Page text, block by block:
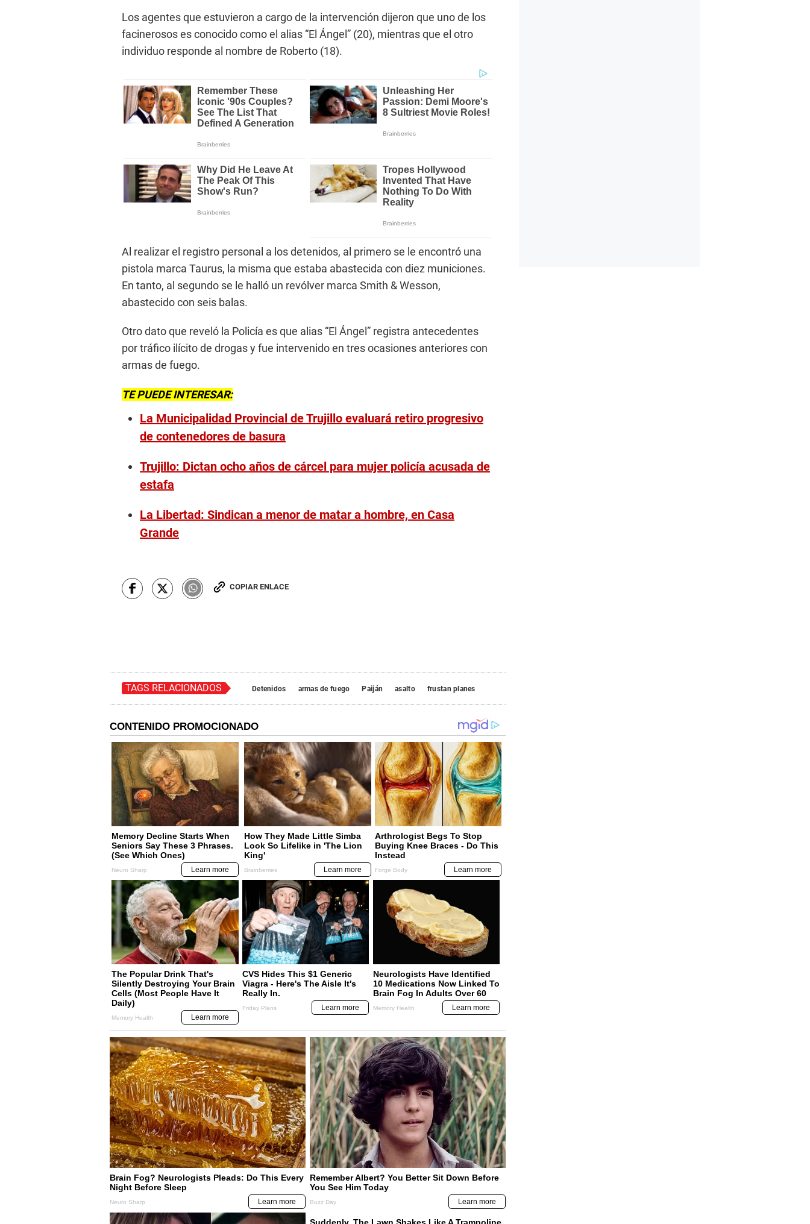
Los agentes que estuvieron a cargo de la intervención dijeron que uno de los
facinerosos es conocido como el alias “El Ángel” (20), mientras que el otro
individuo responde al nombre de Roberto (18).
Al realizar el registro personal a los detenidos, al primero se le encontró una
pistola marca Taurus, la misma que estaba abastecida con diez municiones.
En tanto, al segundo se le halló un revólver marca Smith & Wesson,
abastecido con seis balas.
Otro dato que reveló la Policía es que alias “El Ángel” registra antecedentes
por tráfico ilícito de drogas y fue intervenido en tres ocasiones anteriores con
armas de fuego.
TE PUEDE INTERESAR:
La Municipalidad Provincial de Trujillo evaluará retiro progresivo
de contenedores de basura
Trujillo: Dictan ocho años de cárcel para mujer policía acusada de
estafa
La Libertad: Sindican a menor de matar a hombre, en Casa
Grande
COPIAR ENLACE
TAGS RELACIONADOS Detenidos armas de fuego Paiján asalto frustan planes